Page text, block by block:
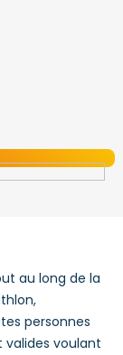
au long de la
personnes
voulant